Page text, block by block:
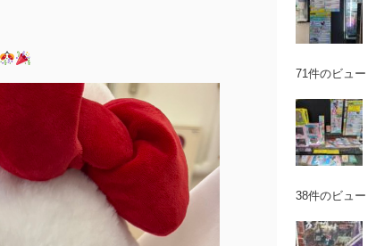
71件のビュー
38件のビュー